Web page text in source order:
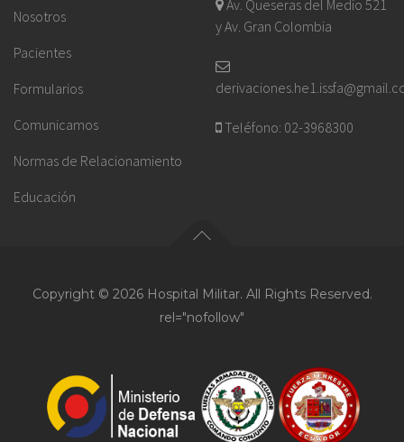
Nosotros
Pacientes
Formularios
Comunicamos
Normas de Relacionamiento
Educación
Av. Queseras del Medio 521
y Av. Gran Colombia
Teléfono: 02-3968300
Copyright © 2026 Hospital Militar. All Rights Reserved.
rel="nofollow"